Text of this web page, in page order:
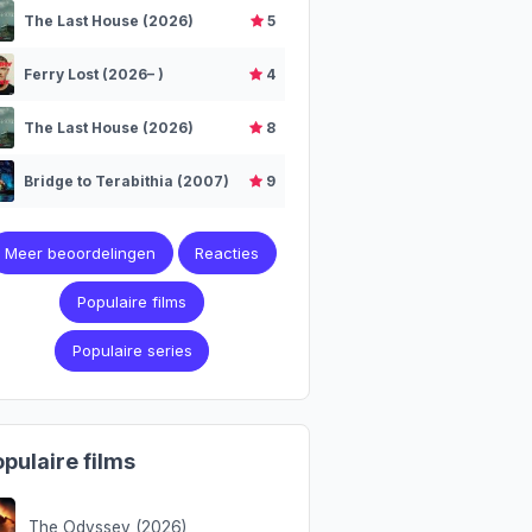
The Last House (2026) 5
Ferry Lost (2026– ) 4
The Last House (2026) 8
Bridge to Terabithia (2007) 9
Meer beoordelingen Reacties
Populaire films
Populaire series
films
The Odyssey (2026)